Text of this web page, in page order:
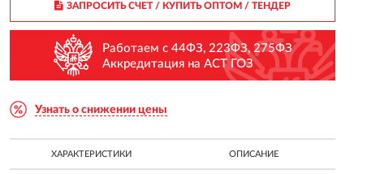
ЗАПРОСИТЬ СЧЕТ / КУПИТЬ ОПТОМ/ ТЕНДЕР
Работаем с 44ФЗ, 223ФЗ, 275ФЗ
Аккредитация на АСТ ГОЗ
Узнать о снижении цены
ХАРАКТЕРИСТИКИ ОПИСАНИЕ